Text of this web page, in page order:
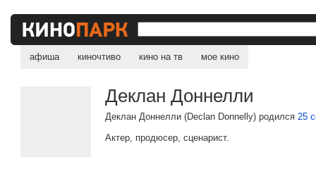
афиша киночтиво кино на тв мое кино
Деклан Доннелли
Деклан Доннелли (Declan Donnelly) родился25
Актер, продюсер, сценарист.